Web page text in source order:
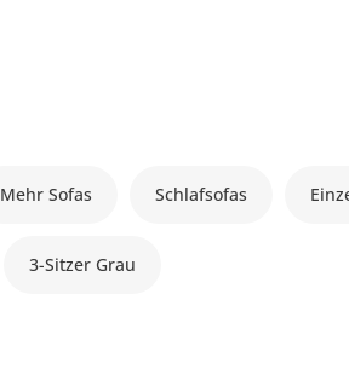
Mehr Sofas Schlafsofas
3-Sitzer Grau